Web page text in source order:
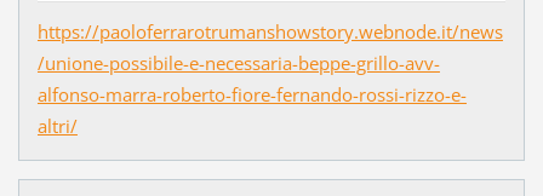
https://paoloferrarotrumanshowstory.webnode.it/news
/unione-possibile-e-necessaria-beppe-grillo-avv-
alfonso-marra-roberto-fiore-fernando-rossi-rizzo-e-
altri/